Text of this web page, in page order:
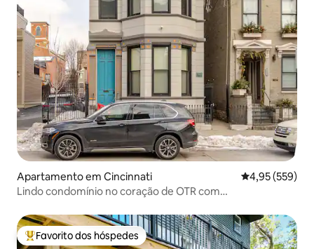
Apartamento em Cincinnati Classificação
4,95 (559)
Lindo condomínio no coração de OTR com
Favoritos dos hóspedes mais apreciados
Favorito dos hóspedes